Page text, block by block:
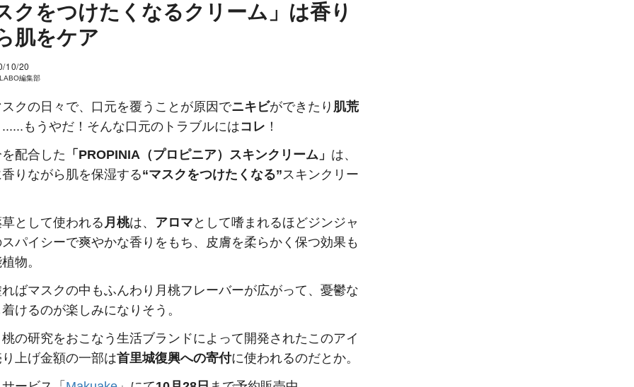
クをつけたくなるクリーム」は香り
肌をケア
10/20
編集部
クの日々で、口元を覆うことが原因でニキビができたり 肌荒
もうやだ！そんな口元のトラブルにはコレ ！
配合した 「PROPINIA（プロピニア）スキンクリーム」 は、
りながら肌を保湿する“マスクをつけたくなる”スキンクリー
として使われる 月桃は、 アロマ として嗜まれるほどジンジャ
パイシーで爽やかな香りをもち、皮膚を柔らかく保つ効果も
物。
ばマスクの中もふんわり月桃フレーバーが広がって、憂鬱な
けるのが楽しみになりそう。
の研究をおこなう生活ブランドによって開発されたこのアイ
上げ金額の一部は首里城復興への寄付に使われるのだとか。